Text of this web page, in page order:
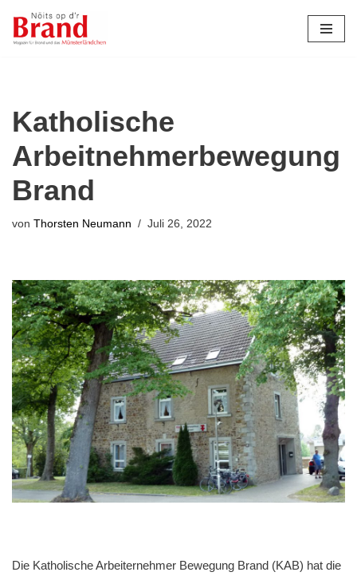
Zum
Katholische
Arbeitnehmerbewegung
Brand
von Thorsten Neumann Juli 26, 2022
Die Katholische Arbeiternehmer Bewegung Brand (KAB) hat die